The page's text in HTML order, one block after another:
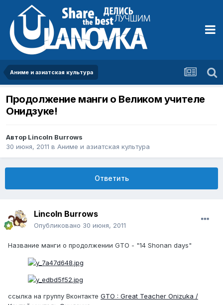
Аниме и азиатская культура
Продолжение манги о Великом учителе
Онидзуке!
Автор Lincoln Burrows
30 июня, 2011 в Аниме и азиатская культура
Ответить
Lincoln Burrows
Опубликовано 30 июня, 2011
Название манги о продолжении GTO - "14 Shonan days"
ссылка на группу Вконтакте GTO : Great Teacher Onizuka /